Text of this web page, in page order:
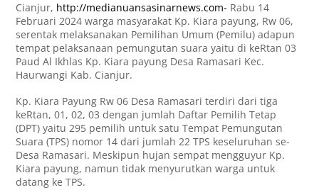
Cianjur, http://medianuansasinarnews.com- Rabu 14
Februari 2024 warga masyarakat Kp. Kiara payung, Rw 06,
serentak melaksanakan Pemilihan Umum (Pemilu) adapun
tempat pelaksanaan pemungutan suara yaitu di keRtan 03
Paud Al Ikhlas Kp. Kiara payung Desa Ramasari Kec.
Haurwangi Kab. Cianjur.
Kp. Kiara Payung Rw 06 Desa Ramasari terdiri dari tiga
keRtan, 01, 02, 03 dengan jumlah Daftar Pemilih Tetap
(DPT) yaitu 295 pemilih untuk satu Tempat Pemungutan
Suara (TPS) nomor 14 dari jumlah 22 TPS keseluruhan se-
Desa Ramasari. Meskipun hujan sempat mengguyur Kp.
Kiara payung, namun tidak menyurutkan warga untuk
datang ke TPS.